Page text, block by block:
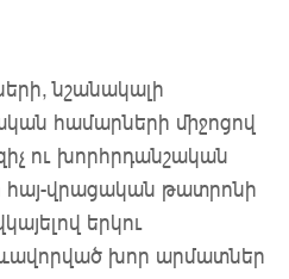
նշանակալի
համարների միջոցով
ու խորհրդանշական
հայ-վրացական թատրոնի
երկու
խոր արմատներ